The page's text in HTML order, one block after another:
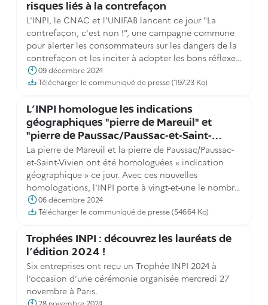
risques liés à la contrefaçon
L'INPI, le CNAC et l’UNIFAB lancent ce jour "La
contrefaçon, c'est non !", une campagne commune
pour alerter les consommateurs sur les dangers de la
contrefaçon et les inciter à adopter les bons réflexes
afin de lutter efficacement contre la contrefaçon.
09 décembre 2024
Télécharger le communiqué de presse (197.23 Ko)
L'INPI homologue les indications
géographiques "pierre de Mareuil" et
"pierre de Paussac/Paussac-et-Saint-
Vivien"
La pierre de Mareuil et la pierre de Paussac/Paussac-
et-Saint-Vivien ont été homologuées « indication
géographique » ce jour. Avec ces nouvelles
homologations, l'INPI porte à vingt-et-une le nombre
d’IG reconnues depuis l’entrée en vigueur du
dispositif.
06 décembre 2024
Télécharger le communiqué de presse (546.64 Ko)
Trophées INPI : découvrez les lauréats de
l'édition 2024 !
Six entreprises ont reçu un Trophée INPI 2024 à
l’occasion d’une cérémonie organisée mercredi 27
novembre à Paris.
28 novembre 2024